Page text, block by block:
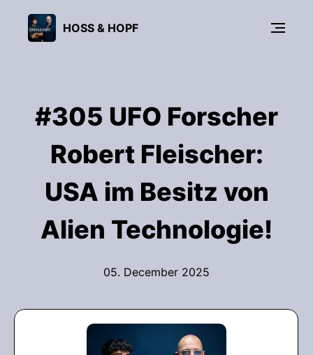
HOSS & HOPF
#305 UFO Forscher
Robert Fleischer:
USA im Besitz von
Alien Technologie!
05. December 2025